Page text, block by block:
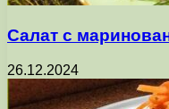
Салат с
26.12.2024